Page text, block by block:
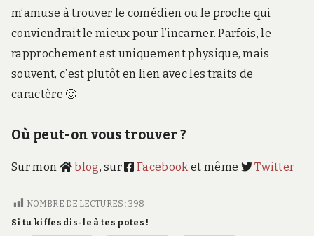
m’amuse à trouver le comédien ou le proche qui
conviendrait le mieux pour l’incarner. Parfois, le
rapprochement est uniquement physique, mais
souvent, c’est plutôt en lien avec les traits de
caractère 🙂
Où peut-on vous trouver ?
Sur mon blog, sur Facebook et même Twitter
NOMBRE DE LECTURES : 398
Si tu kiffes dis-le à tes potes !